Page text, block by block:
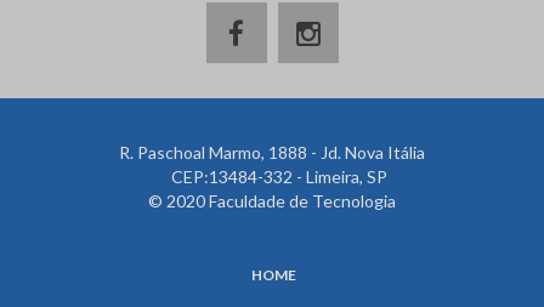
R. Paschoal Marmo, 1888 - Jd. Nova Itália
CEP:13484-332 - Limeira, SP
© 2020 Faculdade de Tecnologia
HOME